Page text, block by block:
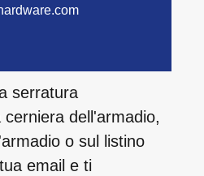
serratura
dell'armadio,
o sul listino
email e ti